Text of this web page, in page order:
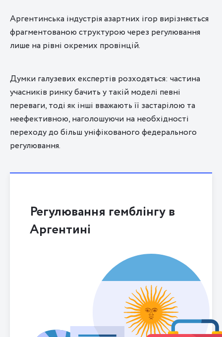
Аргентинська індустрія азартних ігор вирізняється
фрагментованою структурою через регулювання
лише на рівні окремих провінцій.
Думки галузевих експертів розходяться: частина
учасників ринку бачить у такій моделі певні
переваги, тоді як інші вважають її застарілою та
неефективною, наголошуючи на необхідності
переходу до більш уніфікованого федерального
регулювання.
Регулювання гемблінгу в
Аргентині